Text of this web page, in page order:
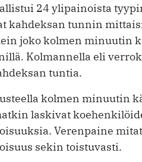
24 ylipainoista
kahdeksan tunnin
joko kolmen minuutin
Kolmannella eli
tuntia.
kolmen minuutin
laskivat
Verenpaine
sekin toistuvasti.